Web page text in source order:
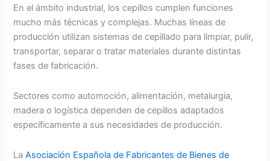
En el ámbito industrial, los cepillos cumplen funciones
mucho más técnicas y complejas. Muchas líneas de
producción utilizan sistemas de cepillado para limpiar, pulir,
transportar, separar o tratar materiales durante distintas
fases de fabricación.
Sectores como automoción, alimentación, metalurgia,
madera o logística dependen de cepillos adaptados
específicamente a sus necesidades de producción.
LaAsociación Española de Fabricantes de Bienes de